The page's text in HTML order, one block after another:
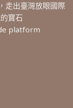
走出臺灣放眼國際
寶石
platform